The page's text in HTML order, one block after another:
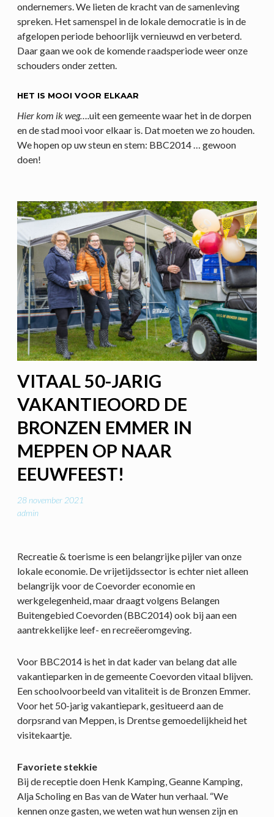
ondernemers. We lieten de kracht van de samenleving
spreken. Het samenspel in de lokale democratie is in de
afgelopen periode behoorlijk vernieuwd en verbeterd.
Daar gaan we ook de komende raadsperiode weer onze
schouders onder zetten.
HET IS MOOI VOOR ELKAAR
Hier kom ik weg….uit een gemeente waar het in de dorpen
en de stad mooi voor elkaar is. Dat moeten we zo houden.
We hopen op uw steun en stem: BBC2014 … gewoon
doen!
VITAAL 50-JARIG
VAKANTIEOORD DE
BRONZEN EMMER IN
MEPPEN OP NAAR
EEUWFEEST!
28 november 2021
admin
Recreatie & toerisme is een belangrijke pijler van onze
lokale economie. De vrijetijdssector is echter niet alleen
belangrijk voor de Coevorder economie en
werkgelegenheid, maar draagt volgens Belangen
Buitengebied Coevorden (BBC2014) ook bij aan een
aantrekkelijke leef- en recreëeromgeving.
Voor BBC2014 is het in dat kader van belang dat alle
vakantieparken in de gemeente Coevorden vitaal blijven.
Een schoolvoorbeeld van vitaliteit is de Bronzen Emmer.
Voor het 50-jarig vakantiepark, gesitueerd aan de
dorpsrand van Meppen, is Drentse gemoedelijkheid het
visitekaartje.
Favoriete stekkie
Bij de receptie doen Henk Kamping, Geanne Kamping,
Alja Scholing en Bas van de Water hun verhaal. “We
kennen onze gasten, we weten wat hun wensen zijn en